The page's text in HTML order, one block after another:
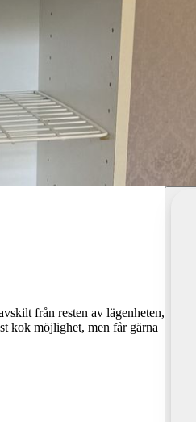
från resten av lägenheten,
kok möjlighet, men får gärna